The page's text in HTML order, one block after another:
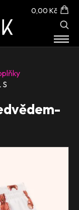
0,00 Kč